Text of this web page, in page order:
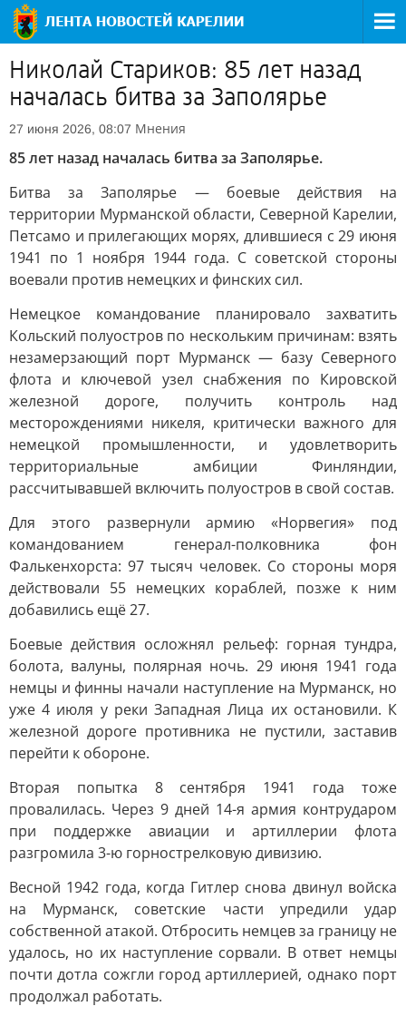
Николай Стариков: 85 лет назад
началась битва за Заполярье
27 июня 2026, 08:07 Мнения
85 лет назад началась битва за Заполярье.
Битва за Заполярье — боевые действия на
территории Мурманской области, Северной Карелии,
Петсамо и прилегающих морях, длившиеся с 29 июня
1941 по 1 ноября 1944 года. С советской стороны
воевали против немецких и финских сил.
Немецкое командование планировало захватить
Кольский полуостров по нескольким причинам: взять
незамерзающий порт Мурманск — базу Северного
флота и ключевой узел снабжения по Кировской
железной дороге, получить контроль над
месторождениями никеля, критически важного для
немецкой промышленности, и удовлетворить
территориальные амбиции Финляндии,
рассчитывавшей включить полуостров в свой состав.
Для этого развернули армию «Норвегия» под
командованием генерал-полковника фон
Фалькенхорста: 97 тысяч человек. Со стороны моря
действовали 55 немецких кораблей, позже к ним
добавились ещё 27.
Боевые действия осложнял рельеф: горная тундра,
болота, валуны, полярная ночь. 29 июня 1941 года
немцы и финны начали наступление на Мурманск, но
уже 4 июля у реки Западная Лица их остановили. К
железной дороге противника не пустили, заставив
перейти к обороне.
Вторая попытка 8 сентября 1941 года тоже
провалилась. Через 9 дней 14-я армия контрударом
при поддержке авиации и артиллерии флота
разгромила 3-ю горнострелковую дивизию.
Весной 1942 года, когда Гитлер снова двинул войска
на Мурманск, советские части упредили удар
собственной атакой. Отбросить немцев за границу не
удалось, но их наступление сорвали. В ответ немцы
почти дотла сожгли город артиллерией, однако порт
продолжал работать.